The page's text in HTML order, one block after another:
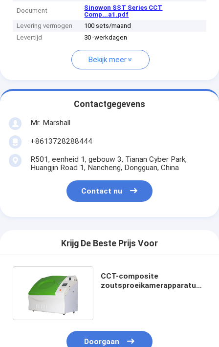
Document
Sinowon SST Series CCT
Comp...a1.pdf
Levering vermogen
100 sets/maand
Levertijd
30 -werkdagen
Bekijk meer
Contactgegevens
Mr. Marshall
+8613728288444
R501, eenheid 1, gebouw 3, Tianan Cyber Park,
Huangjin Road 1, Nancheng, Dongguan, China
Contact nu
Krijg De Beste Prijs Voor
CCT-composite
zoutsproeikamerapparatuur
Doorgaan